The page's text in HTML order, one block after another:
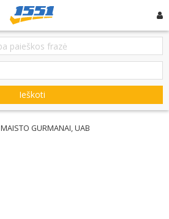
Ieškoti
MAISTO GURMANAI, UAB